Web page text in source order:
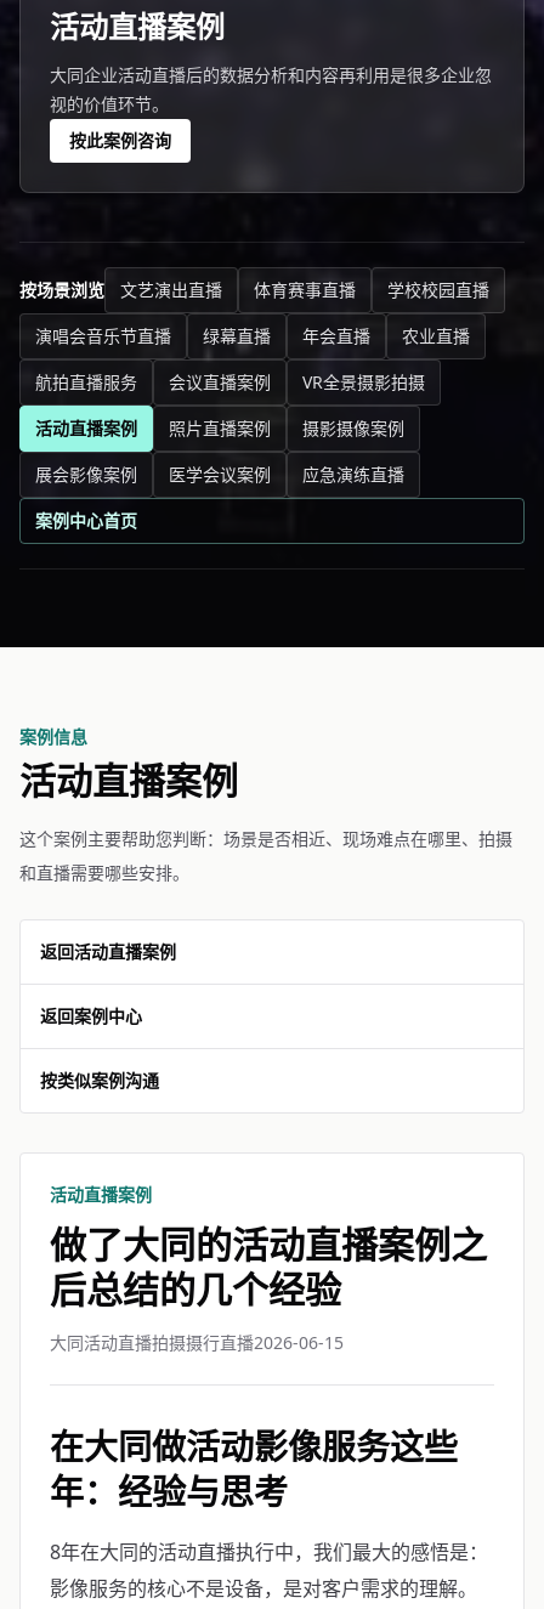
活动直播案例
大同企业活动直播后的数据分析和内容再利用是很多企业忽
视的价值环节。
按此案例咨询
按场景浏览 文艺演出直播 体育赛事直播
学校校园直播
演唱会音乐节直播
绿幕直播 年会直播
农业直播
航拍直播服务
会议直播案例
VR全景摄影拍摄
活动直播案例
照片直播案例
摄影摄像案例
展会影像案例
医学会议案例
应急演练直播
案例中心首页
案例信息
活动直播案例
这个案例主要帮助您判断：场景是否相近、现场难点在哪里、拍摄
和直播需要哪些安排。
返回活动直播案例
返回案例中心
按类似案例沟通
活动直播案例
做了大同的活动直播案例之
后总结的几个经验
大同活动直播拍摄摄行直播2026-06-15
在大同做活动影像服务这些
年：经验与思考
8年在大同的活动直播执行中，我们最大的感悟是：
影像服务的核心不是设备，是对客户需求的理解。